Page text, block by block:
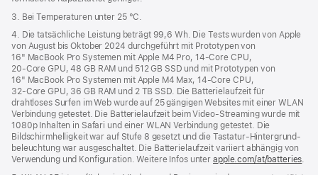
3. Bei Temperaturen unter 25 °C.
4. Die tatsächliche Leistung beträgt 99,6 Wh. Die Tests wurden von Apple
von August bis Oktober 2024 durchgeführt mit Prototypen von
16" MacBook Pro Systemen mit Apple M4 Pro, 14‑Core CPU,
20‑Core GPU, 48 GB RAM und 512 GB SSD und mit Prototypen von
16" MacBook Pro Systemen mit Apple M4 Max, 14‑Core CPU,
32‑Core GPU, 36 GB RAM und 2 TB SSD. Die Batterielaufzeit für
drahtloses Surfen im Web wurde auf 25 gängigen Websites mit einer WLAN
Verbindung getestet. Die Batterielaufzeit beim Video-Streaming wurde mit
1080p Inhalten in Safari und einer WLAN Verbindung getestet. Die
Bildschirm­helligkeit war auf Stufe 8 gesetzt und die Tastatur-Hintergrund­
beleuchtung war ausgeschaltet. Die Batterielaufzeit variiert abhängig von
Verwendung und Konfiguration. Weitere Infos unterapple.com/at/batteries.